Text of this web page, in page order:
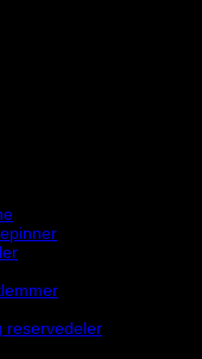
reservedeler